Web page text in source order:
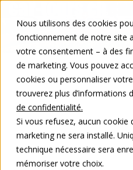
Nous utilisons des cookies
fonctionnement de notre site
votre consentement – à des
de marketing. Vous pouvez
cookies ou personnaliser
trouverez plus d’informations
de confidentialité.
Si vous refusez, aucun cookie
marketing ne sera installé.
technique nécessaire sera
mémoriser votre choix.
DEFR
Open menu